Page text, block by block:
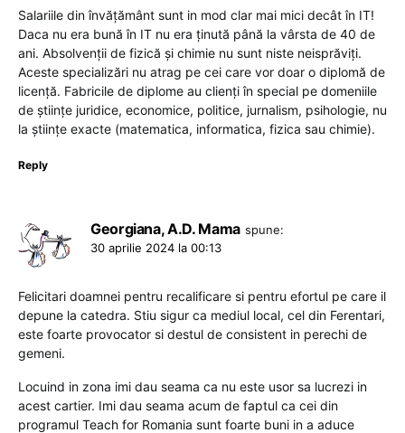
Salariile din învățământ sunt in mod clar mai mici decât în IT!
Daca nu era bună în IT nu era ținută până la vârsta de 40 de
ani. Absolvenții de fizică și chimie nu sunt niste neisprăviți.
Aceste specializări nu atrag pe cei care vor doar o diplomă de
licență. Fabricile de diplome au clienți în special pe domeniile
de științe juridice, economice, politice, jurnalism, psihologie, nu
la științe exacte (matematica, informatica, fizica sau chimie).
Reply
Georgiana, A.D. Mama spune:
30 aprilie 2024 la 00:13
Felicitari doamnei pentru recalificare si pentru efortul pe care il
depune la catedra. Stiu sigur ca mediul local, cel din Ferentari,
este foarte provocator si destul de consistent in perechi de
gemeni.
Locuind in zona imi dau seama ca nu este usor sa lucrezi in
acest cartier. Imi dau seama acum de faptul ca cei din
programul Teach for Romania sunt foarte buni in a aduce